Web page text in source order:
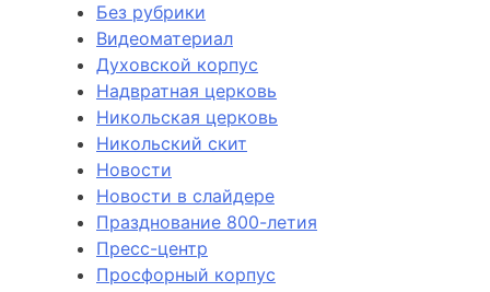
Без рубрики
Видеоматериал
Духовской корпус
Надвратная церковь
Никольская церковь
Никольский скит
Новости
Новости в слайдере
Празднование 800-летия
Пресс-центр
Просфорный корпус